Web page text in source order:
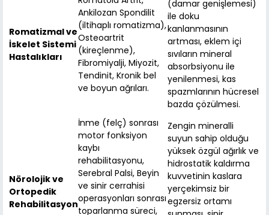
Romatizmal ve
İskelet Sistemi
Hastalıkları
Ankilozan Spondilit
(iltihaplı romatizma),
Osteoartrit
(kireçlenme),
Fibromiyalji, Miyozit,
Tendinit, Kronik bel
ve boyun ağrıları.
(damar genişlemesi)
ile doku
kanlanmasının
artması, eklem içi
sıvıların mineral
absorbsiyonu ile
yenilenmesi, kas
spazmlarının hücresel
bazda çözülmesi.
Nörolojik ve
Ortopedik
Rehabilitasyon
İnme (felç) sonrası
motor fonksiyon
kaybı
rehabilitasyonu,
Serebral Palsi, Beyin
ve sinir cerrahisi
operasyonları sonrası
toparlanma süreci,
Zengin mineralli
suyun sahip olduğu
yüksek özgül ağırlık ve
hidrostatik kaldırma
kuvvetinin kaslara
yerçekimsiz bir
egzersiz ortamı